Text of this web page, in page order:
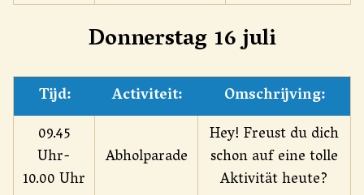
Donnerstag 16 juli
Tijd: Activiteit:
Omschrijving:
09.45
Uhr-
10.00 Uhr
Abholparade
Hey! Freust du dich
schon auf eine tolle
Aktivität heute?